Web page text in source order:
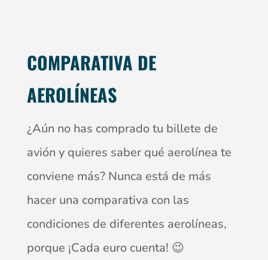
COMPARATIVA DE
AEROLÍNEAS
¿Aún no has comprado tu billete de
avión y quieres saber qué aerolínea te
conviene más? Nunca está de más
hacer una comparativa con las
condiciones de diferentes aerolíneas,
porque ¡Cada euro cuenta! 😉